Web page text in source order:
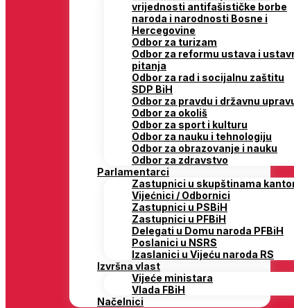
vrijednosti antifašističke borbe
naroda i narodnosti Bosne i
Hercegovine
Odbor za turizam
Odbor za reformu ustava i
pitanja
Odbor za rad i socijalnu zaštitu
SDP BiH
Odbor za pravdu i državnu
Odbor za okoliš
Odbor za sport i kulturu
Odbor za nauku i tehnologiju
Odbor za obrazovanje i nauku
Odbor za zdravstvo
Parlamentarci
Zastupnici u skupštinama
Vijećnici / Odbornici
Zastupnici u PSBiH
Zastupnici u PFBiH
Delegati u Domu naroda PFBiH
Poslanici u NSRS
Izaslanici u Vijeću naroda RS
Izvršna vlast
Vijeće ministara
Vlada FBiH
Načelnici